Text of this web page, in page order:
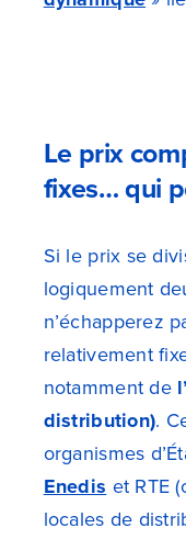
Le prix
fixes… qui
Si le prix se
logiquement
n’échapperez
relativement
notamment de
distribution).
organismes
Enedis et RTE
locales de